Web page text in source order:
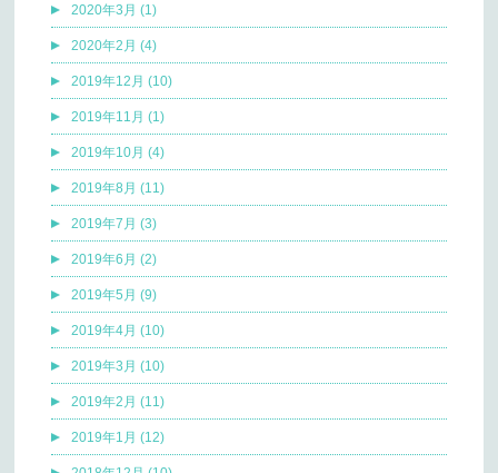
2020年3月 (1)
2020年2月 (4)
2019年12月 (10)
2019年11月 (1)
2019年10月 (4)
2019年8月 (11)
2019年7月 (3)
2019年6月 (2)
2019年5月 (9)
2019年4月 (10)
2019年3月 (10)
2019年2月 (11)
2019年1月 (12)